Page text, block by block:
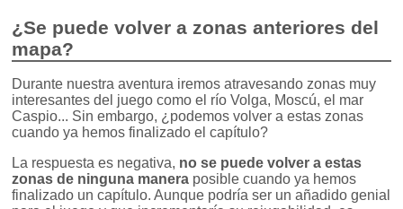
¿Se puede volver a zonas anteriores del
mapa?
Durante nuestra aventura iremos atravesando zonas muy
interesantes del juego como el río Volga, Moscú, el mar
Caspio... Sin embargo, ¿podemos volver a estas zonas
cuando ya hemos finalizado el capítulo?
La respuesta es negativa, no se puede volver a estas
zonas de ninguna manera posible cuando ya hemos
finalizado un capítulo. Aunque podría ser un añadido genial